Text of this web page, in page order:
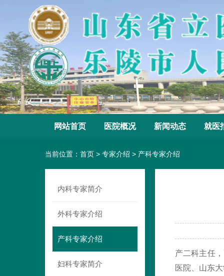
网站首页 医院概况 新闻动态 就医
当前位置： 首页 > 专家介绍 > 产科专家介绍
内科专家简介
外科专家介绍
产科专家介绍
妇科专家简介
产二科主任
医院、山东